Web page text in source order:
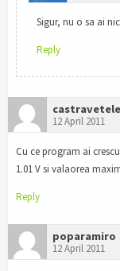
Sigur, nu o sa ai
Reply
castravetele
12 April 2011
Cu ce program ai
1.01 V si valaorea
Reply
poparamiro
12 April 2011